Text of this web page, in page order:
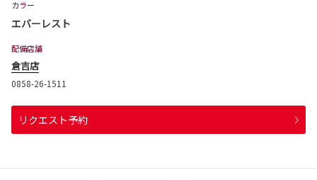
カラー
エバーレスト
配備店舗
倉吉店
0858-26-1511
リクエスト予約